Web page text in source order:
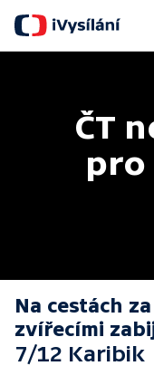
ČT
pro
Na cestách za
zvířecími
7/12 Karibik